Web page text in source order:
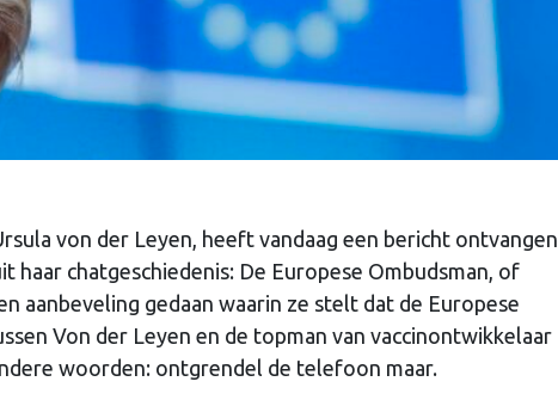
von der Leyen, heeft vandaag een bericht ontvangen
haar chatgeschiedenis: De Europese Ombudsman, of
aanbeveling gedaan waarin ze stelt dat de Europese
Von der Leyen en de topman van vaccinontwikkelaar
woorden: ontgrendel de telefoon maar.